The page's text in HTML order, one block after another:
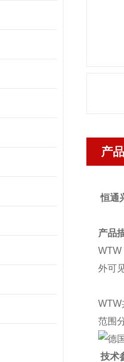
产
恒通
产品
WTW
外可
WTW
范围
技术